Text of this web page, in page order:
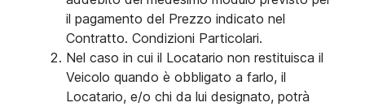
il pagamento del Prezzo indicato nel
Contratto. Condizioni Particolari.
Nel caso in cui il Locatario non restituisca il
Veicolo quando è obbligato a farlo, il
Locatario, e/o chi da lui designato, potrà